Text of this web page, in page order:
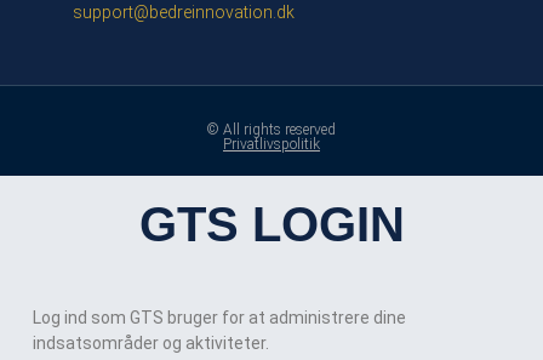
support@bedreinnovation.dk
© All rights reserved
Privatlivspolitik
GTS LOGIN
Log ind som GTS bruger for at administrere dine
indsatsområder og aktiviteter.